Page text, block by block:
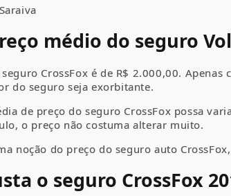
médio do seguro
CrossFox é de R$ 2.000,00.
do seguro seja exorbitante.
de preço do seguro CrossFox possa
o preço não costuma alterar muito.
noção do preço do seguro auto
o seguro CrossFox